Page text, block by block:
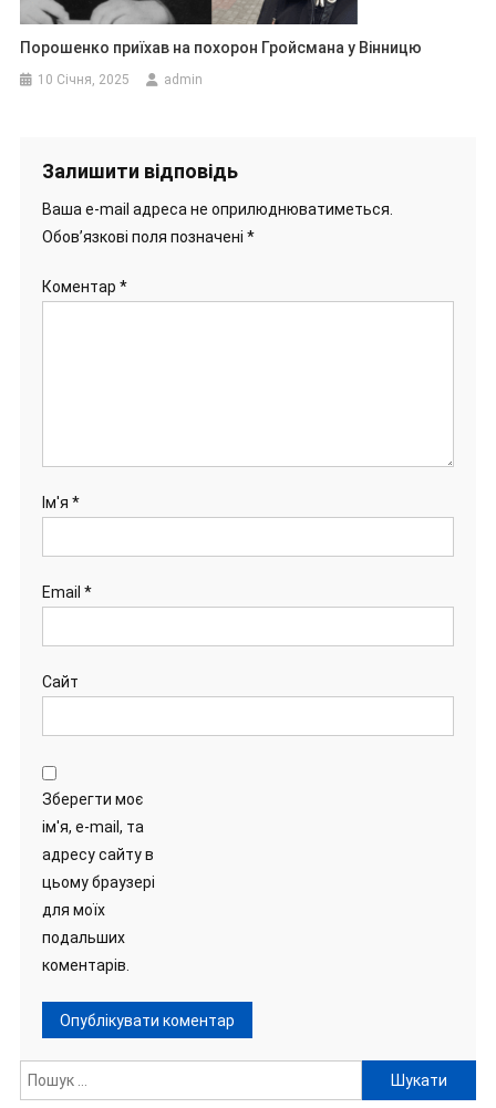
Порошенко приїхав на похорон Гройсмана у Вінницю
10 Січня, 2025 admin
Залишити відповідь
Ваша e-mail адреса не оприлюднюватиметься.
Обов’язкові поля позначені *
Коментар *
Ім'я *
Email *
Сайт
Зберегти моє
ім'я, e-mail, та
адресу сайту в
цьому браузері
для моїх
подальших
коментарів.
Пошук: